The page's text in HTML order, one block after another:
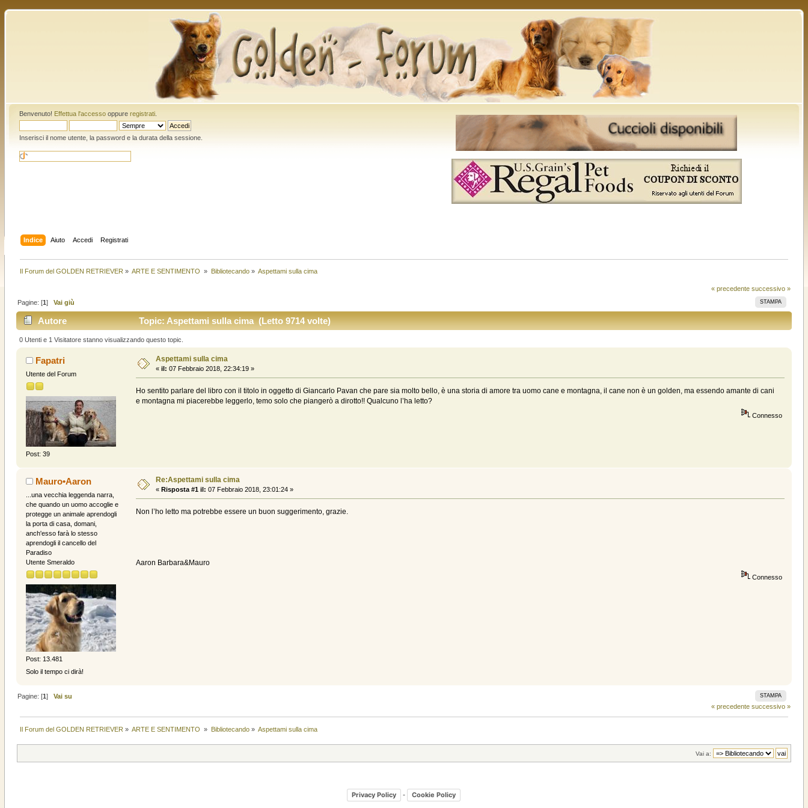
Benvenuto! Effettua l'accessooppure registrati.
Inserisci il nome utente, la password e la durata della sessione.
Indice Aiuto Accedi Registrati
Il Forum del GOLDEN RETRIEVER » ARTE E SENTIMENTO » Bibliotecando» Aspettami sulla cima
« precedente successivo »
STAMPA
Pagine: [1] Vai giù
Autore Topic: Aspettami sulla cima (Letto 9714 volte)
0 Utenti e 1 Visitatore stanno visualizzando questo topic.
Fapatri
Utente del Forum
Post: 39
Aspettami sulla cima
« il: 07 Febbraio 2018, 22:34:19 »
Ho sentito parlare del libro con il titolo in oggetto di Giancarlo Pavan che pare sia molto bello, è una storia di amore tra uomo cane e montagna, il cane non è un golden, ma essendo amante di cani
e montagna mi piacerebbe leggerlo, temo solo che piangerò a dirotto!! Qualcuno l’ha letto?
Connesso
Mauro•Aaron
...una vecchia leggenda narra,
che quando un uomo accoglie e
protegge un animale aprendogli
la porta di casa, domani,
anch'esso farà lo stesso
aprendogli il cancello del
Paradiso
Utente Smeraldo
Post: 13.481
Solo il tempo ci dirà!
Re:Aspettami sulla cima
« Risposta #1 il: 07 Febbraio 2018, 23:01:24 »
Non l’ho letto ma potrebbe essere un buon suggerimento, grazie.
Aaron Barbara&Mauro
Connesso
STAMPA
Pagine: [1] Vai su
« precedente successivo »
Il Forum del GOLDEN RETRIEVER » ARTE E SENTIMENTO » Bibliotecando» Aspettami sulla cima
Vai a:
Privacy Policy - Cookie Policy